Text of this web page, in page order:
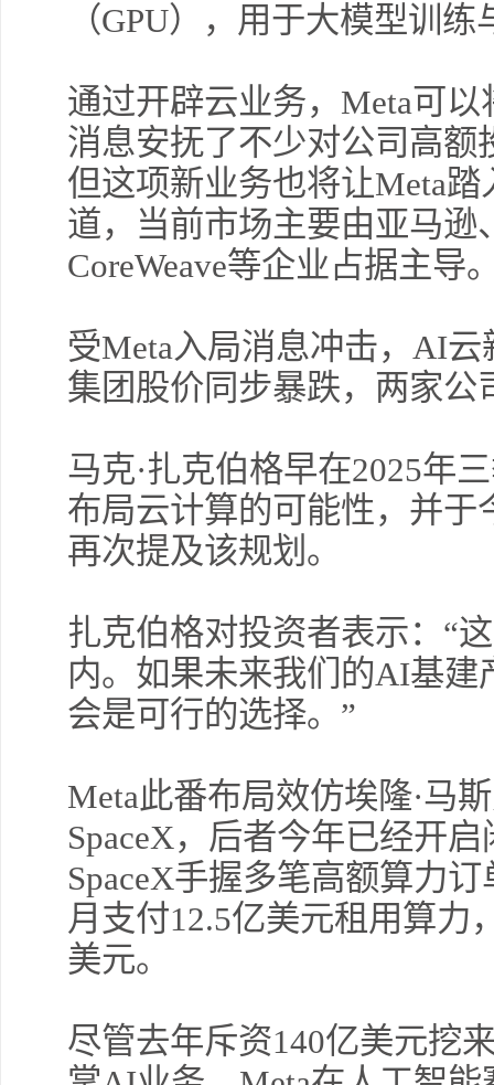
（GPU），用于大模型训
通过开辟云业务，Meta可
消息安抚了不少对公司高
但这项新业务也将让Meta
道，当前市场主要由亚马
CoreWeave等企业占据主导
受Meta入局消息冲击，AI云
集团股价同步暴跌，两家公
马克·扎克伯格早在2025年
布局云计算的可能性，并于
再次提及该规划。
扎克伯格对投资者表示：“
内。如果未来我们的AI基
会是可行的选择。”
Meta此番布局效仿埃隆·马
SpaceX，后者今年已经开
SpaceX手握多笔高额算力
月支付12.5亿美元租用算力
美元。
尽管去年斥资140亿美元挖